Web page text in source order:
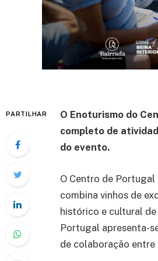
PARTILHAR
O Enoturismo do
completo de
do evento.
O Centro de
combina vinhos de
histórico e cultural
Portugal apresenta-
de colaboração